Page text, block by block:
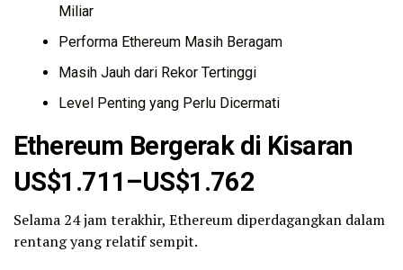
Miliar
Performa Ethereum Masih Beragam
Masih Jauh dari Rekor Tertinggi
Level Penting yang Perlu Dicermati
Ethereum Bergerak di Kisaran
US$1.711–US$1.762
Selama 24 jam terakhir, Ethereum diperdagangkan dalam
rentang yang relatif sempit.